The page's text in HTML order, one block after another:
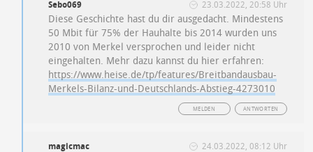
Sebo069 23.03.2022, 20:58 Uhr
Diese Geschichte hast du dir ausgedacht. Mindestens
50 Mbit für 75% der Hauhalte bis 2014 wurden uns
2010 von Merkel versprochen und leider nicht
eingehalten. Mehr dazu kannst du hier erfahren:
https://www.heise.de/tp/features/Breitbandausbau-
Merkels-Bilanz-und-Deutschlands-Abstieg-4273010
ANTWORTEN
MELDEN
magicmac 24.03.2022, 08:12 Uhr